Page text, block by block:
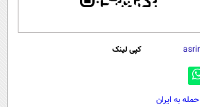
کپی لینک
حمله به ایران